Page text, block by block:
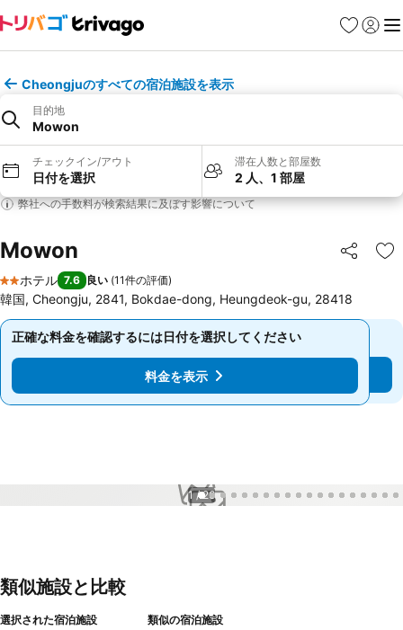
お気に入り
ログイ
メ
Cheongjuのすべての宿泊施設を表示
目的地
Mowon
チェックイン/アウト
日付を選択
滞在人数と部屋数
2 人、1 部屋
弊社への手数料が検索結果に及ぼす影響について
Mowon シェア
お
2 ホテルのランク
ホテル 7.6 良い (11件の評価)
韓国, Cheongju, 2841, Bokdae-dong, Heungdeok-gu, 28418
正確な料金を確認するには日付を選択してください
料金を表示
正確な料金を確認するには日付を選択してください
料金を表示
1 / 26
類似施設と比較
選択された宿泊施設 類似の宿泊施設